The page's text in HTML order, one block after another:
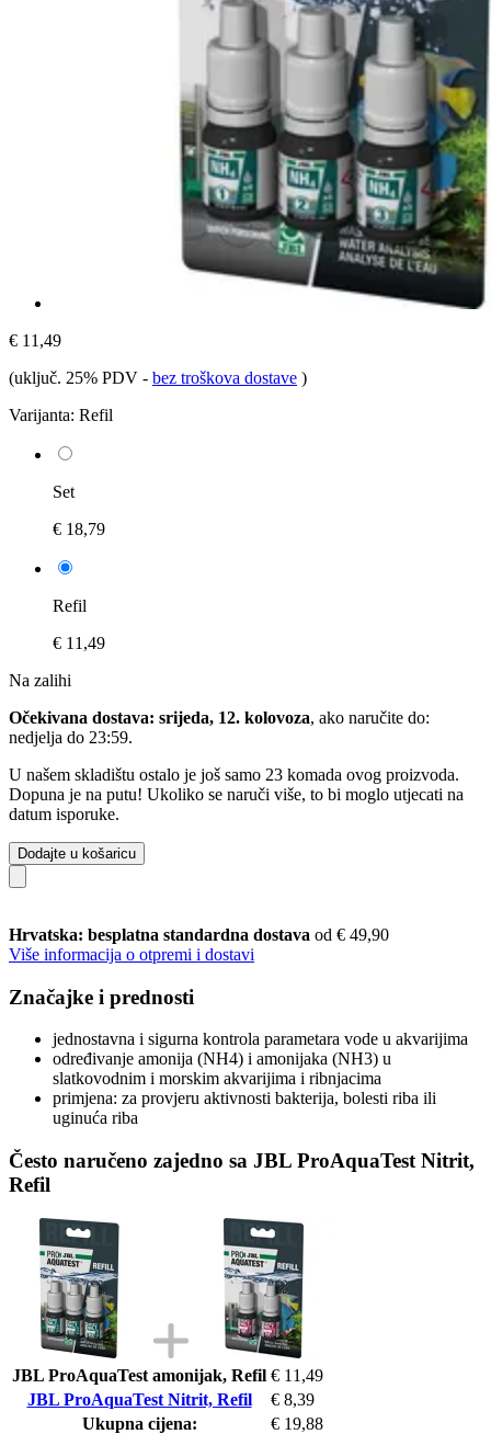
€ 11,49
(uključ. 25% PDV - bez troškova dostave )
Varijanta: Refil
Set
€ 18,79
Refil
€ 11,49
Na zalihi
Očekivana dostava: srijeda, 12. kolovoza, ako naručite do:
nedjelja do 23:59.
U našem skladištu ostalo je još samo 23 komada ovog proizvoda.
Dopuna je na putu! Ukoliko se naruči više, to bi moglo utjecati na
datum isporuke.
Dodajte u košaricu
Hrvatska: besplatna standardna dostava od € 49,90
Više informacija o otpremi i dostavi
Značajke i prednosti
jednostavna i sigurna kontrola parametara vode u akvarijima
određivanje amonija (NH4) i amonijaka (NH3) u
slatkovodnim i morskim akvarijima i ribnjacima
primjena: za provjeru aktivnosti bakterija, bolesti riba ili
uginuća riba
Često naručeno zajedno sa JBL ProAquaTest Nitrit,
Refil
JBL ProAquaTest amonijak, Refil € 11,49
JBL ProAquaTest Nitrit, Refil
€ 8,39
Ukupna cijena:
€ 19,88